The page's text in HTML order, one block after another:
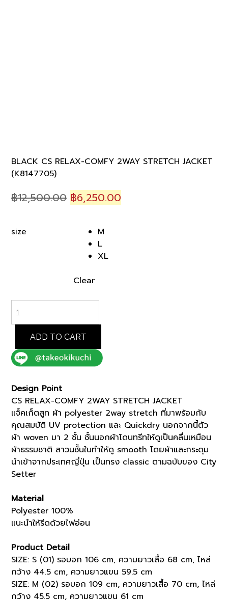
BLACK CS RELAX-COMFY 2WAY STRETCH JACKET
(K8147705)
฿12,500.00 Original
was:
฿12,500.00.
฿6,250.00
size
M
L
XL
Clear
CS
RELAX-
COMFY
2WAY
STRETCH
JACKET
quantity
ADD TO CART
Design Point
CS RELAX-COMFY 2WAY STRETCH JACKET
แจ็คเก็ตสูท ผ้า polyester 2way stretch ที่มาพร้อมกับ
คุณสมบัติ UV protection และ Quickdry นอกจากนี้ตัว
ผ้า woven มา 2 ชั้น ชั้นนอกผ้าโดนทรีทให้ดูเป็นคลื่นเหมือน
ผ้าธรรมชาติ สาวนชั้นในทำให้ดู smooth โดยผ้าและกระดุม
นำเข้าจากประเทศญี่ปุ่น เป็นทรง classic ตามฉบับของ City
Setter
Material
Polyester 100%
แนะนำให้รีดด้วยไฟอ่อน
Product Detail
SIZE: S (01) รอบอก 106 cm, ความยาวเสื้อ 68 cm, ไหล่
กว้าง 44.5 cm, ความยาวแขน 59.5 cm
SIZE: M (02) รอบอก 109 cm, ความยาวเสื้อ 70 cm, ไหล่
กว้าง 45.5 cm, ความยาวแขน 61 cm